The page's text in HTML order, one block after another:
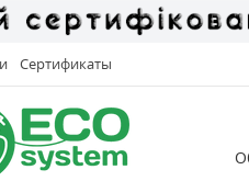
Сертификаты